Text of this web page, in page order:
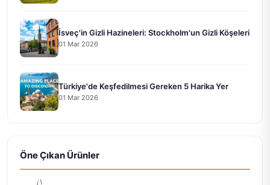
İsveç'in Gizli Hazineleri: Stockholm'un Gizli Köşeleri
01 Mar 2026
Türkiye'de Keşfedilmesi Gereken 5 Harika Yer
01 Mar 2026
Öne Çıkan Ürünler